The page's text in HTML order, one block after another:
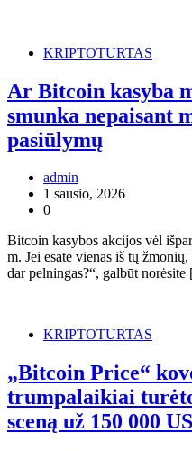
KRIPTOTURTAS
Ar Bitcoin kasyba
smunka nepaisant
pasiūlymų
admin
1 sausio, 2026
0
Bitcoin kasybos akcijos vėl
m. Jei esate vienas iš tų
dar pelningas?“, galbūt
KRIPTOTURTAS
„Bitcoin Price“
trumpalaikiai
sceną už 150 000